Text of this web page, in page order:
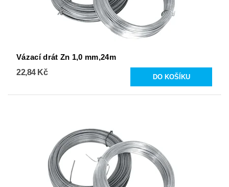
Vázací drát Zn 1,0 mm,24m
22,84 Kč